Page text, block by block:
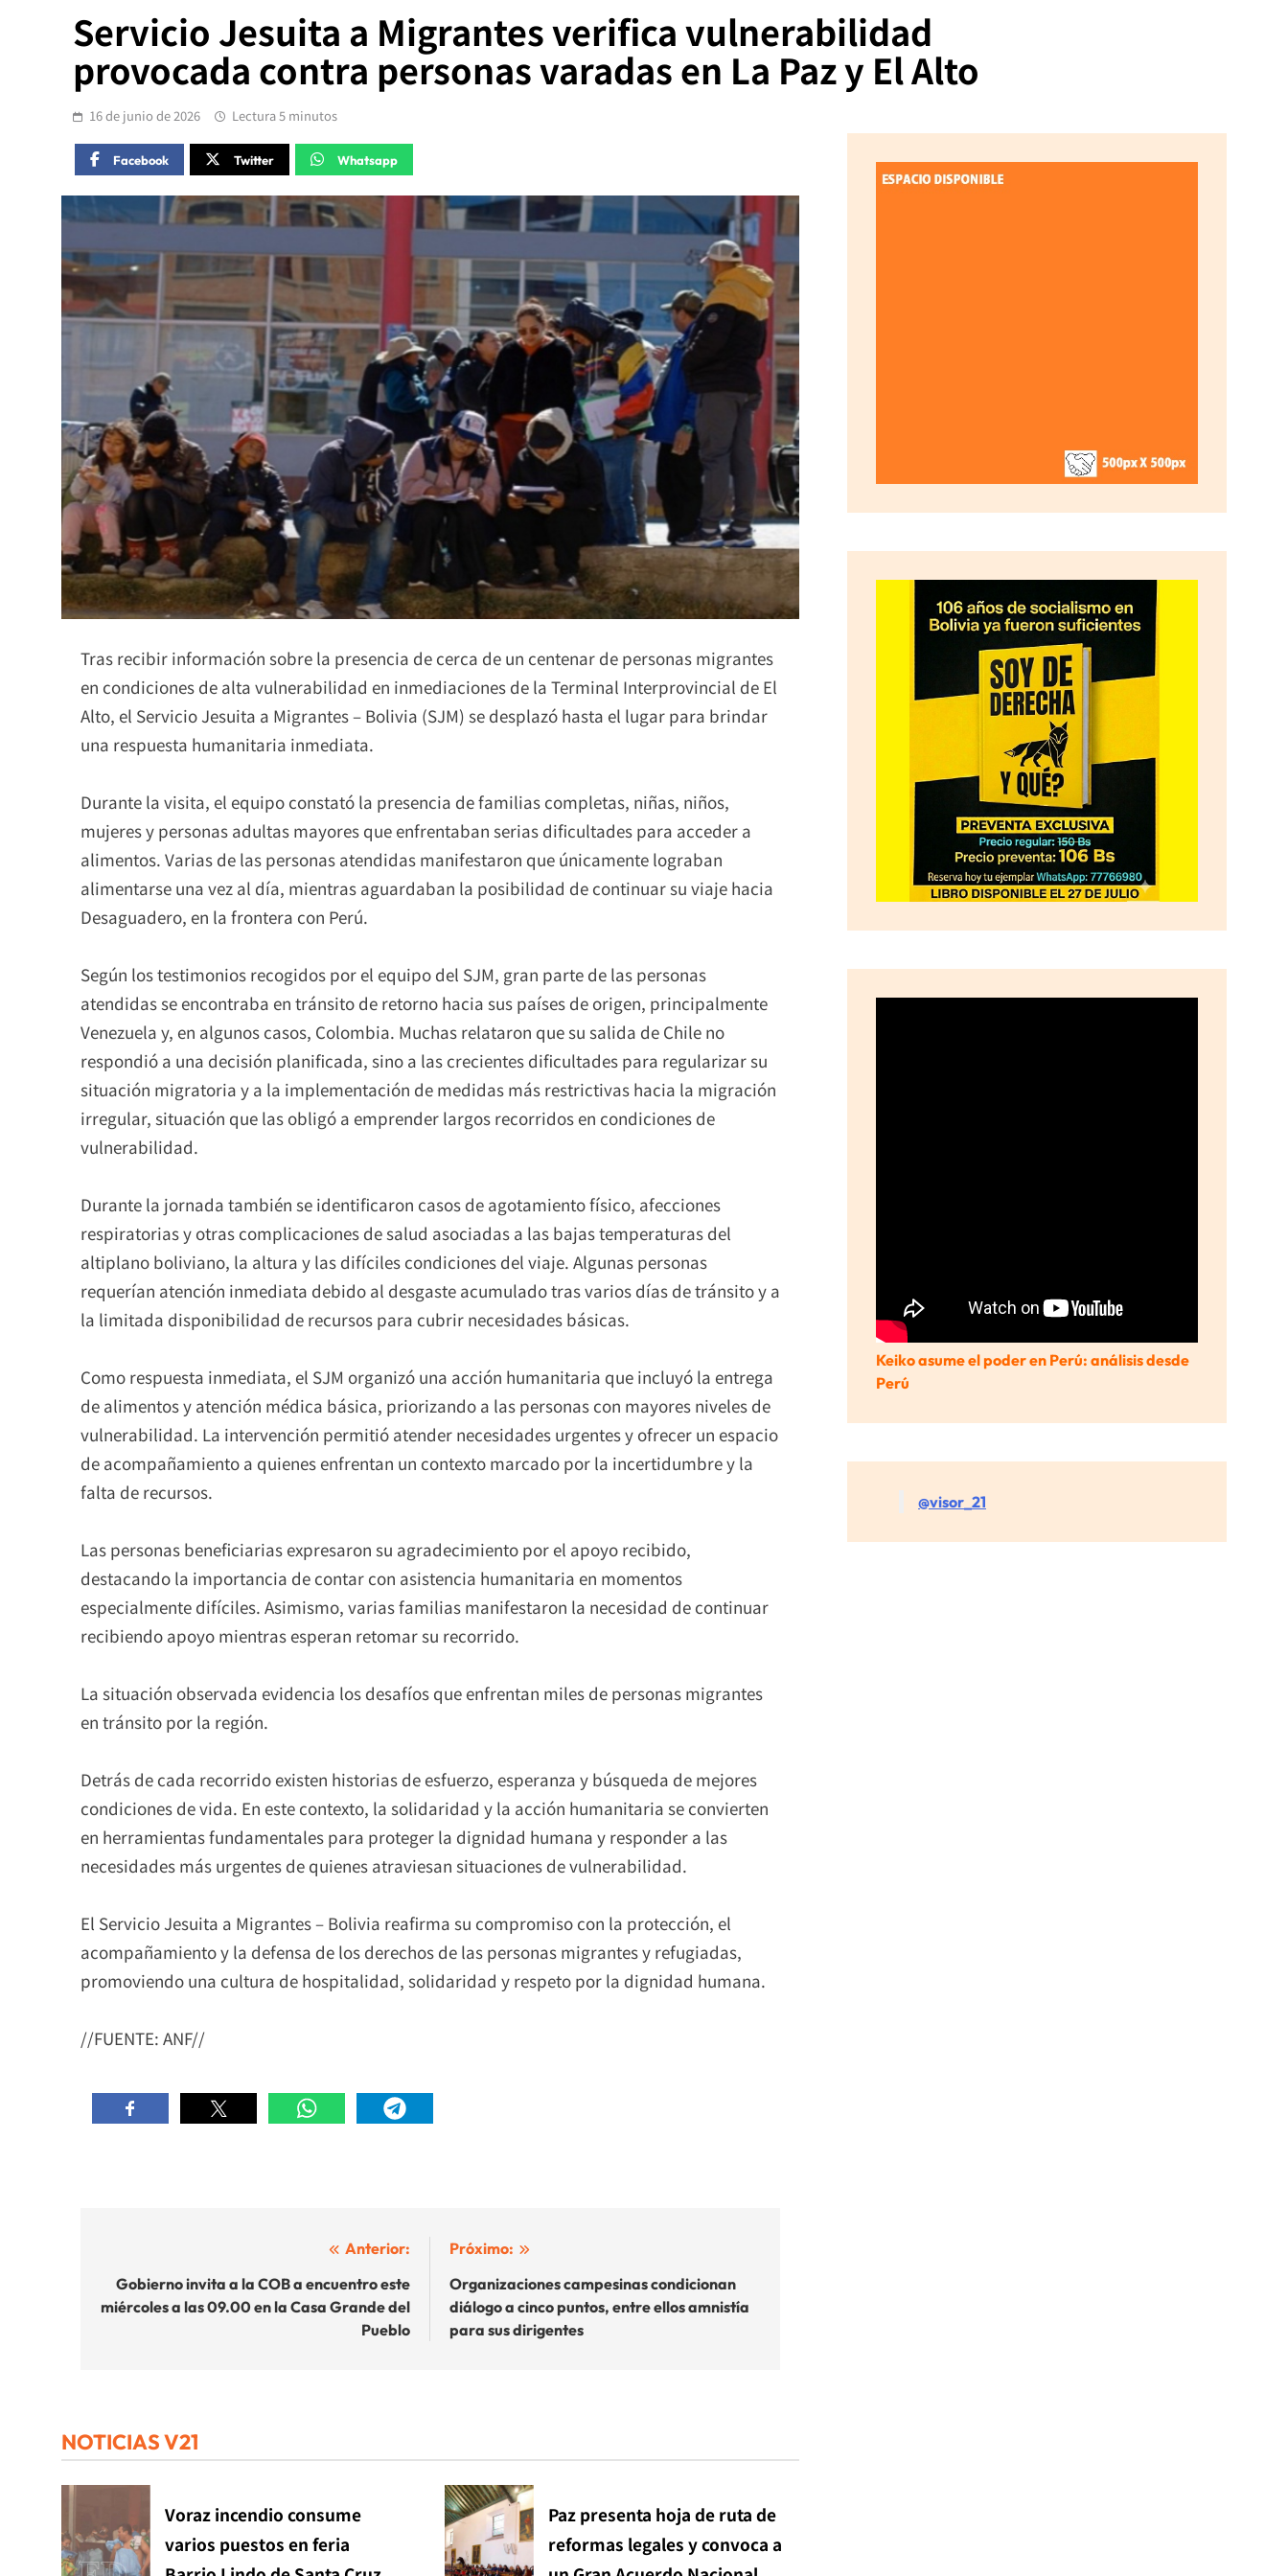
Servicio Jesuita a Migrantes verifica vulnerabilidad
provocada contra personas varadas en La Paz y El Alto
16 de junio de 2026 Lectura 5 minutos
Facebook Twitter Whatsapp
Tras recibir información sobre la presencia de cerca de un centenar de personas migrantes
en condiciones de alta vulnerabilidad en inmediaciones de la Terminal Interprovincial de El
Alto, el Servicio Jesuita a Migrantes – Bolivia (SJM) se desplazó hasta el lugar para brindar
una respuesta humanitaria inmediata.
Durante la visita, el equipo constató la presencia de familias completas, niñas, niños,
mujeres y personas adultas mayores que enfrentaban serias dificultades para acceder a
alimentos. Varias de las personas atendidas manifestaron que únicamente lograban
alimentarse una vez al día, mientras aguardaban la posibilidad de continuar su viaje hacia
Desaguadero, en la frontera con Perú.
Según los testimonios recogidos por el equipo del SJM, gran parte de las personas
atendidas se encontraba en tránsito de retorno hacia sus países de origen, principalmente
Venezuela y, en algunos casos, Colombia. Muchas relataron que su salida de Chile no
respondió a una decisión planificada, sino a las crecientes dificultades para regularizar su
situación migratoria y a la implementación de medidas más restrictivas hacia la migración
irregular, situación que las obligó a emprender largos recorridos en condiciones de
vulnerabilidad.
Durante la jornada también se identificaron casos de agotamiento físico, afecciones
respiratorias y otras complicaciones de salud asociadas a las bajas temperaturas del
altiplano boliviano, la altura y las difíciles condiciones del viaje. Algunas personas
requerían atención inmediata debido al desgaste acumulado tras varios días de tránsito y a
la limitada disponibilidad de recursos para cubrir necesidades básicas.
Como respuesta inmediata, el SJM organizó una acción humanitaria que incluyó la entrega
de alimentos y atención médica básica, priorizando a las personas con mayores niveles de
vulnerabilidad. La intervención permitió atender necesidades urgentes y ofrecer un espacio
de acompañamiento a quienes enfrentan un contexto marcado por la incertidumbre y la
falta de recursos.
Las personas beneficiarias expresaron su agradecimiento por el apoyo recibido,
destacando la importancia de contar con asistencia humanitaria en momentos
especialmente difíciles. Asimismo, varias familias manifestaron la necesidad de continuar
recibiendo apoyo mientras esperan retomar su recorrido.
La situación observada evidencia los desafíos que enfrentan miles de personas migrantes
en tránsito por la región.
Detrás de cada recorrido existen historias de esfuerzo, esperanza y búsqueda de mejores
condiciones de vida. En este contexto, la solidaridad y la acción humanitaria se convierten
en herramientas fundamentales para proteger la dignidad humana y responder a las
necesidades más urgentes de quienes atraviesan situaciones de vulnerabilidad.
El Servicio Jesuita a Migrantes – Bolivia reafirma su compromiso con la protección, el
acompañamiento y la defensa de los derechos de las personas migrantes y refugiadas,
promoviendo una cultura de hospitalidad, solidaridad y respeto por la dignidad humana.
//FUENTE: ANF//
de
entradas
Anterior:
Gobierno invita a la COB a encuentro este
miércoles a las 09.00 en la Casa Grande del
Pueblo
Próximo:
Organizaciones campesinas condicionan
diálogo a cinco puntos, entre ellos amnistía
para sus dirigentes
NOTICIAS V21
Voraz incendio consume
varios puestos en feria
Paz presenta hoja de ruta de
reformas legales y convoca a
Keiko asume el poder en Perú: análisis desde
Perú
@visor_21